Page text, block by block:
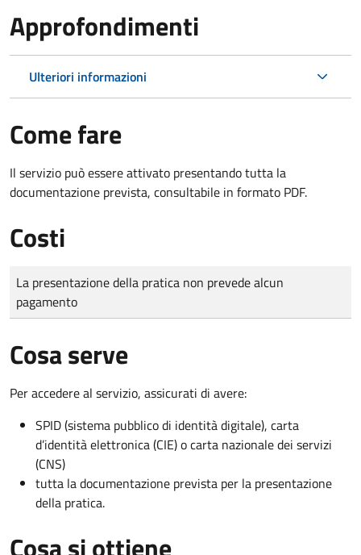
Approfondimenti
Ulteriori informazioni
Come fare
Il servizio può essere attivato presentando tutta la
documentazione prevista, consultabile in formato PDF.
Costi
Tipo di pagamento
Importo
La presentazione della pratica non prevede alcun
pagamento
Cosa serve
Per accedere al servizio, assicurati di avere:
SPID (sistema pubblico di identità digitale), carta
d’identità elettronica (CIE) o carta nazionale dei servizi
(CNS)
tutta la documentazione prevista per la presentazione
della pratica.